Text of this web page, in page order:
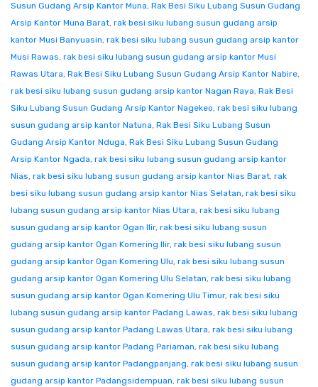
Susun Gudang Arsip Kantor Muna, Rak Besi Siku Lubang Susun Gudang
Arsip Kantor Muna Barat, rak besi siku lubang susun gudang arsip
kantor Musi Banyuasin, rak besi siku lubang susun gudang arsip kantor
Musi Rawas, rak besi siku lubang susun gudang arsip kantor Musi
Rawas Utara, Rak Besi Siku Lubang Susun Gudang Arsip Kantor Nabire,
rak besi siku lubang susun gudang arsip kantor Nagan Raya, Rak Besi
Siku Lubang Susun Gudang Arsip Kantor Nagekeo, rak besi siku lubang
susun gudang arsip kantor Natuna, Rak Besi Siku Lubang Susun
Gudang Arsip Kantor Nduga, Rak Besi Siku Lubang Susun Gudang
Arsip Kantor Ngada, rak besi siku lubang susun gudang arsip kantor
Nias, rak besi siku lubang susun gudang arsip kantor Nias Barat, rak
besi siku lubang susun gudang arsip kantor Nias Selatan, rak besi siku
lubang susun gudang arsip kantor Nias Utara, rak besi siku lubang
susun gudang arsip kantor Ogan Ilir, rak besi siku lubang susun
gudang arsip kantor Ogan Komering Ilir, rak besi siku lubang susun
gudang arsip kantor Ogan Komering Ulu, rak besi siku lubang susun
gudang arsip kantor Ogan Komering Ulu Selatan, rak besi siku lubang
susun gudang arsip kantor Ogan Komering Ulu Timur, rak besi siku
lubang susun gudang arsip kantor Padang Lawas, rak besi siku lubang
susun gudang arsip kantor Padang Lawas Utara, rak besi siku lubang
susun gudang arsip kantor Padang Pariaman, rak besi siku lubang
susun gudang arsip kantor Padangpanjang, rak besi siku lubang susun
gudang arsip kantor Padangsidempuan, rak besi siku lubang susun